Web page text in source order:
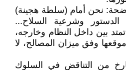
نحن أمام (سلطة هجينة)
وشرعية السلاح...
بين داخل النظام وخارجه،
وفق ميزان المصالح، لا
من التناقض في السلوك